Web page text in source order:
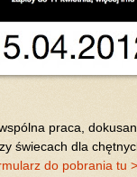
praca,
świecach dla
do pobrania tu